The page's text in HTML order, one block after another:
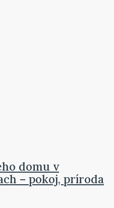
domu v
– pokoj, príroda